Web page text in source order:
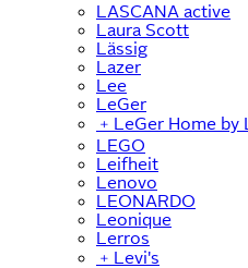
LASCANA active
Laura Scott
Lässig
Lazer
Lee
LeGer
﹢ LeGer Home by
LEGO
Leifheit
Lenovo
LEONARDO
Leonique
Lerros
﹢ Levi's